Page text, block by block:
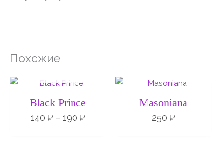
Похожие
Black Prince
140 ₽ – 190 ₽
Диапазон
–
190 ₽
Masoniana
250 ₽